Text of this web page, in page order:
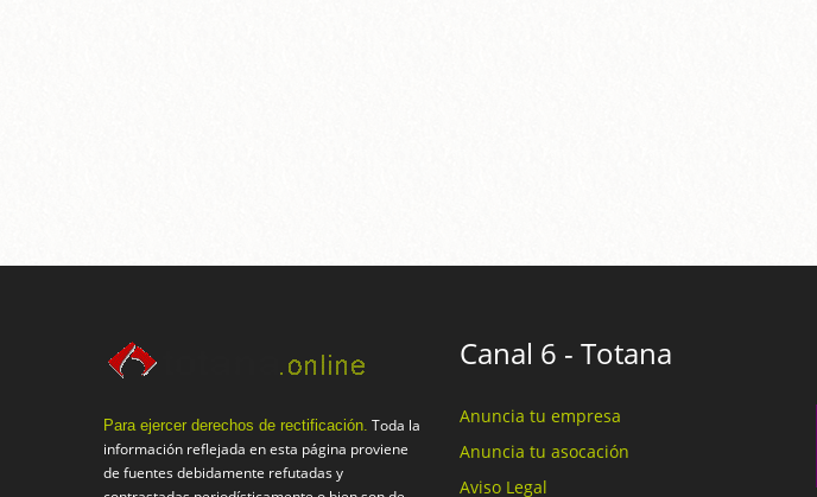
Para ejercer derechos de rectificación. Toda la
información reflejada en esta página proviene
de fuentes debidamente refutadas y
Canal 6 - Totana
Anuncia tu empresa
Anuncia tu asocación
Aviso Legal